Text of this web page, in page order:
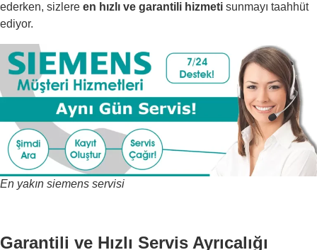
ederken, sizlere en hızlı ve garantili hizmeti sunmayı taahhüt
ediyor.
En yakın siemens servisi
Garantili ve Hızlı Servis Ayrıcalığı